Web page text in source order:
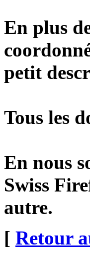
En plus
petit
Tous les
En nous
Swiss
autre.
[ Retour